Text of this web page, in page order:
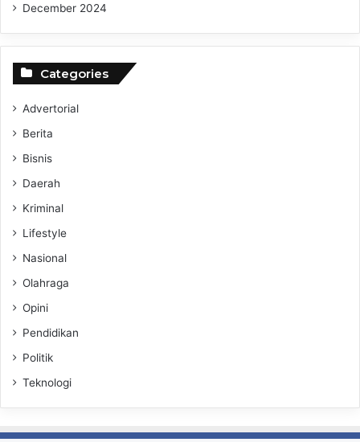
December 2024
Categories
Advertorial
Berita
Bisnis
Daerah
Kriminal
Lifestyle
Nasional
Olahraga
Opini
Pendidikan
Politik
Teknologi